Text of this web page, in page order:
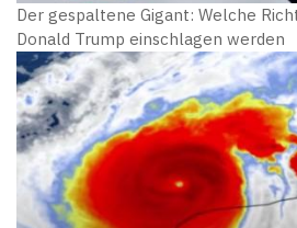
Der gespaltene Gigant: Welche
Donald Trump einschlagen werden